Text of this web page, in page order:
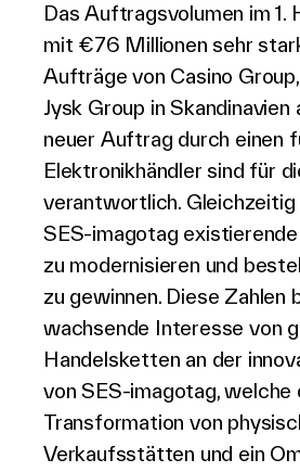
Das Auftragsvolumen im 1.
mit €76 Millionen sehr
Aufträge von Casino
Jysk Group in Skandinavien
neuer Auftrag durch einen
Elektronikhändler sind für
verantwortlich. Gleichzeitig
SES-imagotag
zu modernisieren und
zu gewinnen. Diese Zahlen
wachsende Interesse von
Handelsketten an der
von SES-imagotag, welche
Transformation von
Verkaufsstätten und ein